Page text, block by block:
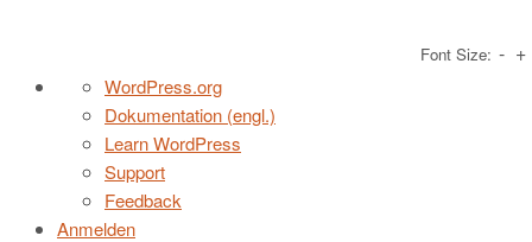
Zum
Über
WordPress
WordPress.org
Dokumentation (engl.)
Learn WordPress
Support
Feedback
Anmelden
Font Size: - +